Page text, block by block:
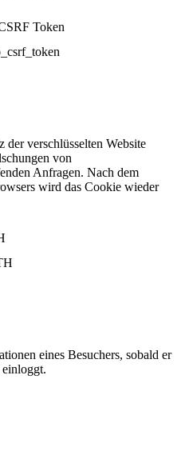
Token
der verschlüsselten Website
von
Anfragen. Nach dem
wird das Cookie wieder
eines Besuchers, sobald er